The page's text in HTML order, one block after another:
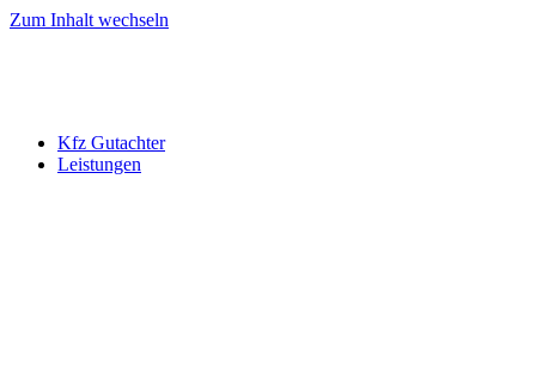
Zum Inhalt wechseln
Kfz Gutachter
Leistungen